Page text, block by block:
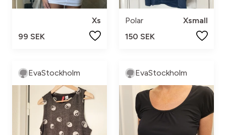
Xs
99 SEK
Polar
Xsmall
150 SEK
EvaStockholm EvaStockholm